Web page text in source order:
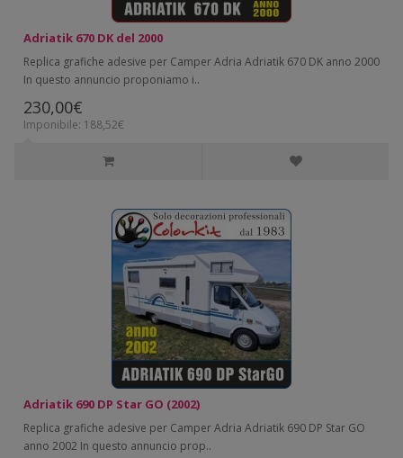
Adriatik 670 DK del 2000
Replica grafiche adesive per Camper Adria Adriatik 670 DK anno 2000
In questo annuncio proponiamo i..
230,00€
Imponibile: 188,52€
Adriatik 690 DP Star GO (2002)
Replica grafiche adesive per Camper Adria Adriatik 690 DP Star GO
anno 2002 In questo annuncio prop..